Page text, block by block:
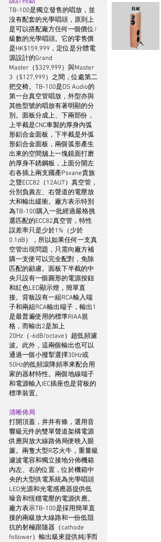
TB-100是獨立發售的唱放，並
沒有配套的光學唱頭，原則上
是可以搭配廠方任何一個價位/
級數的光學唱頭。它的零售價
是HK$159,999，定位是分體電
源設計的Grand
Master（$329,999）與Master
3（$127,999）之間，位處第二
把交椅。TB-100是DS Audio的
第一台真空管唱放，外型亦與
其他型號的唱放有著明顯的分
別。面板分成上、下兩部份，
上半截是CNC車製的厚身內弧
形鋁合金面板，下半截是外弧
形鋁合金面板，兩個弧形產生
出來的空間舖上一塊鏡面打磨
的厚身不銹鋼板，上面分開左
右各插上兩支國產Psvane貴族
之聲ECC82（12AU7）真空管，
分別負責左、右聲道的電壓放
大和輸出緩衝。廠方表示特別
為TB-100購入一批經過嚴格挑
選匹配的ECC82真空管，特性
誤差率只是少於1%（少於
0.1dB），所以如果任何一支真
空管出現問題，只需向廠方補
購一支便可以完全配對，免除
匹配的顧慮。面板下半截的中
央只設有一個圓形的電源按鈕
和紅色LED顯示燈，簡單直
接。背板設有一組RCA輸入端
子和兩組RCA輸出端子，輸出1
是最普遍使用的標準RIAA規
格，而輸出2是加上
20Hz（-6dB/octave）超低頻濾
波。此外，這兩個輸出也可以
通過一個小撥掣選擇30Hz或
50Hz的低頻滾降頻率來配合用
家的器材特性。兩個地線端子
和電源輸入IEC插座也是背板的
標準裝置。
清晰佈局
打開頂蓋，井井有條，選用音
響級元件的雙單聲道架構電源
供應與放大線路佈局便映入眼
簾。兩隻大型R芯火牛，重量級
濾波電容和獨立接地分佈機箱
內左、右的位置，位於機箱中
央的大型供電系統為光學唱頭
LED光源和光電感應器提供低
噪音和恆穩電壓的電源供應。
廠方表示TB-100是採用簡單直
接的兩級放大線路和一份低阻
抗的射極跟隨器（cathode
follower）輸出級來提供純凈而